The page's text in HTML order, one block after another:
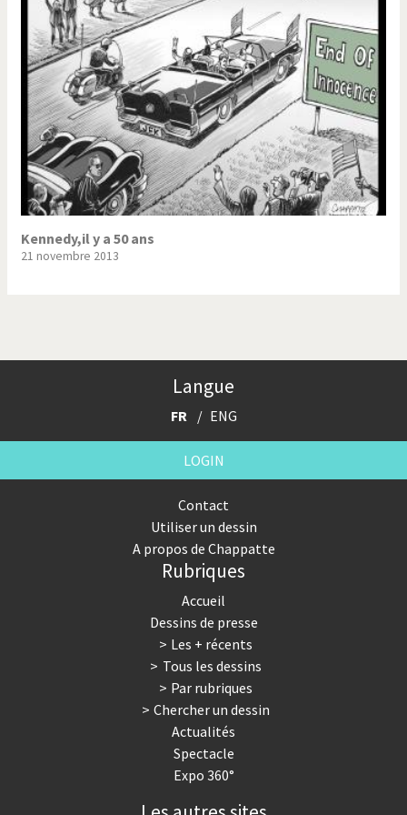
Trump II Un monde de foot
Vous avez dit "Islam"?
Kennedy,il y a 50 ans
21 novembre 2013
Langue
FR ENG
LOGIN
Contact
Utiliser un dessin
A propos de Chappatte
Rubriques
Accueil
Dessins de presse
Les + récents
Tous les dessins
Par rubriques
Chercher un dessin
Actualités
Spectacle
Expo 360°